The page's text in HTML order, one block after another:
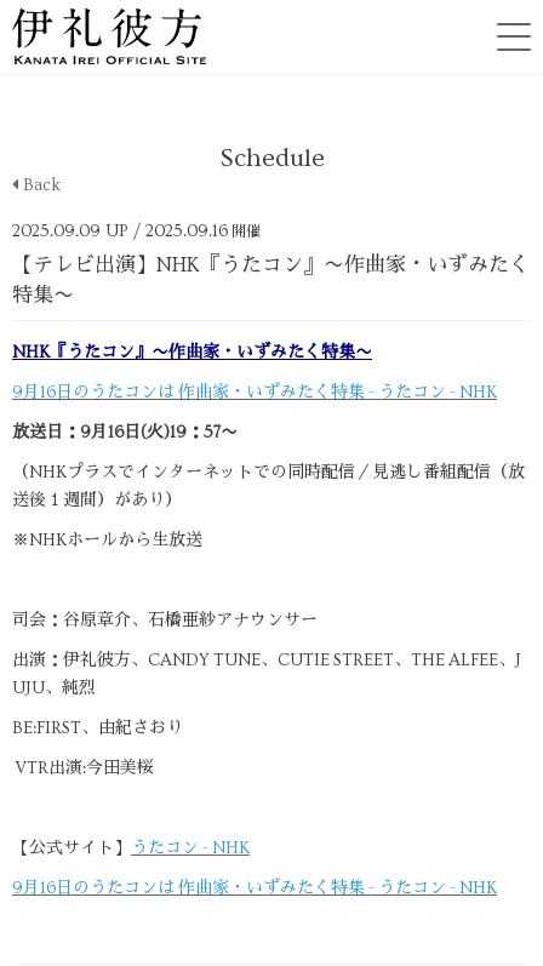
Schedule
Back
2025.09.09 UP / 2025.09.16 開催
【テレビ出演】NHK『うたコン』〜作曲家・いずみたく
特集〜
NHK『うたコン』〜作曲家・いずみたく特集〜
9月16日のうたコンは 作曲家・いずみたく特集 - うたコン - NHK
放送日：9月16日(火)19：57〜
（NHKプラスでインターネットでの同時配信／見逃し番組配信（放
送後１週間）があり）
※NHKホールから生放送
司会：谷原章介、石橋亜紗アナウンサー
出演：伊礼彼方、CANDY TUNE、CUTIE STREET、THE ALFEE、J
UJU、純烈
BE:FIRST、由紀さおり
VTR出演:今田美桜
【公式サイト】 うたコン - NHK
9月16日のうたコンは 作曲家・いずみたく特集 - うたコン - NHK